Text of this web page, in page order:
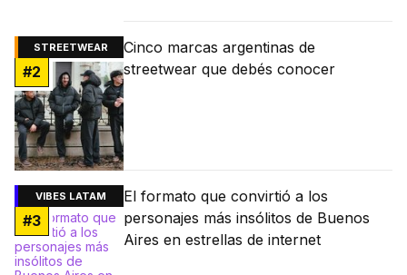
STREETWEAR
#2
Cinco marcas argentinas de
streetwear que debés conocer
VIBES LATAM
#3
El formato que convirtió a los
personajes más insólitos de Buenos
Aires en estrellas de internet